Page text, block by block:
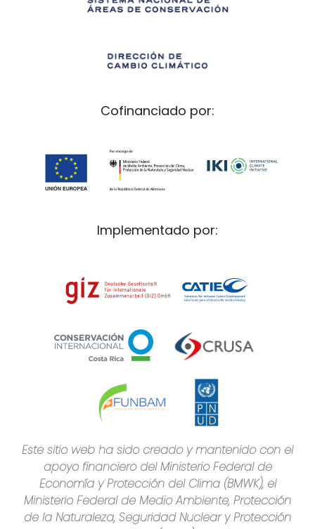
Cofinanciado por:
Implementado por:
Este sitio web ha sido creado y mantenido con el
apoyo financiero del Ministerio Federal de
Economía y Protección del Clima (BMWK), el
Ministerio Federal de Medio Ambiente, Protección
de la Naturaleza, Seguridad Nuclear y Protección